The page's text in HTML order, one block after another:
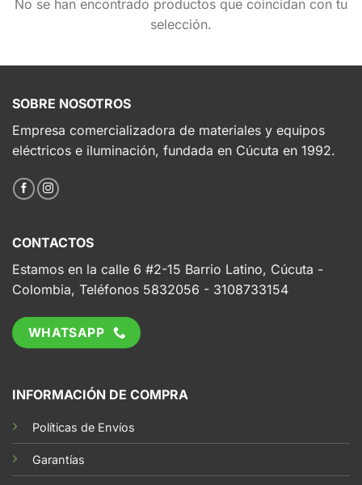
No se han encontrado productos que coincidan con tu
selección.
SOBRE NOSOTROS
Empresa comercializadora de materiales y equipos
eléctricos e iluminación, fundada en Cúcuta en 1992.
CONTACTOS
Estamos en la calle 6 #2-15 Barrio Latino, Cúcuta -
Colombia, Teléfonos 5832056 - 3108733154
WHATSAPP
INFORMACIÓN DE COMPRA
Políticas de Envíos
Garantías